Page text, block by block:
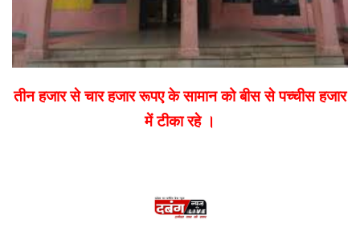
तीन हजार से चार हजार रूपए के सामान को बीस से पच्चीस हजार
में टीका रहे ।